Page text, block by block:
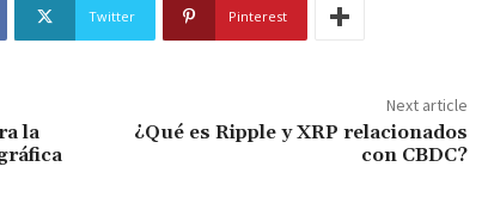
Twitter Pinterest
la
Next article
¿Qué es Ripple y XRP relacionados
con CBDC?